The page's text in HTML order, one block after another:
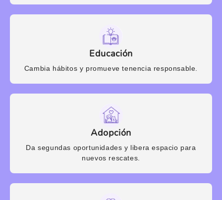
Educación
Cambia hábitos y promueve tenencia responsable.
Adopción
Da segundas oportunidades y libera espacio para
nuevos rescates.